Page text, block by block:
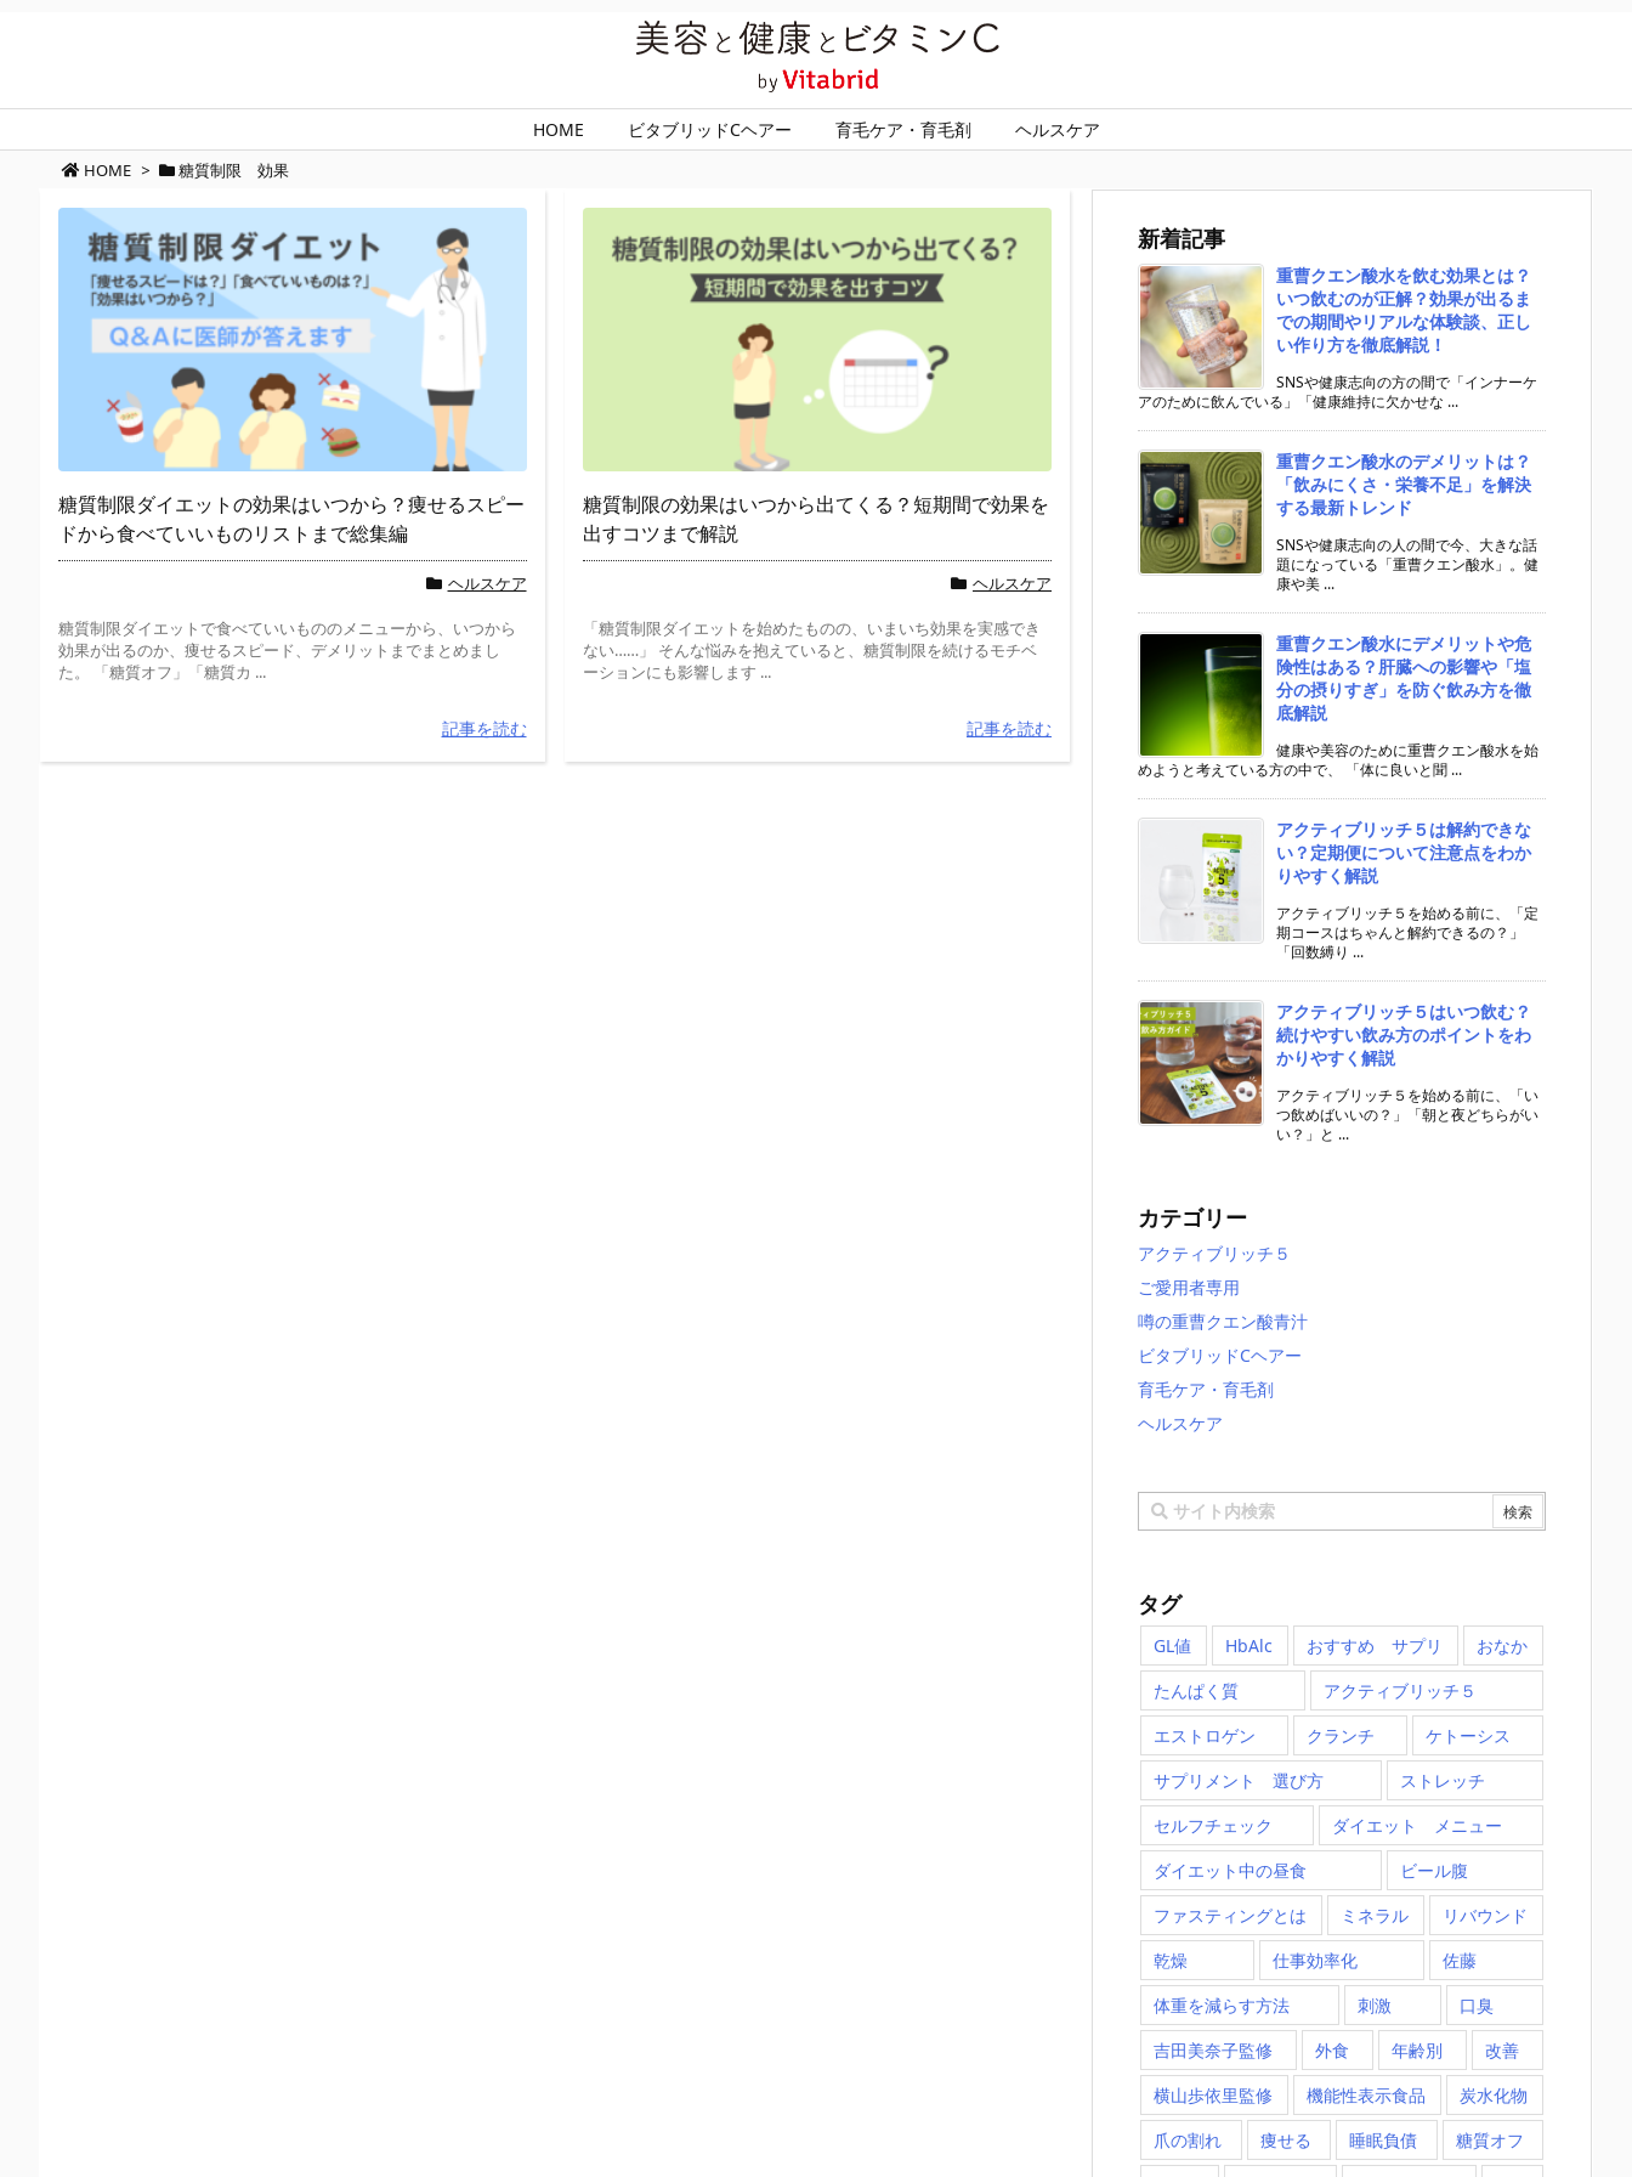
HOME ビタブリッドCヘアー 育毛ケア・育毛剤 ヘルスケア
HOME > 糖質制限 効果
糖質制限ダイエットの効果はいつから？痩せるスピー
ドから食べていいものリストまで総集編
ヘルスケア
糖質制限ダイエットで食べていいもののメニューから、いつから
効果が出るのか、痩せるスピード、デメリットまでまとめまし
た。 「糖質オフ」「糖質カ ...
記事を読む
糖質制限の効果はいつから出てくる？短期間で効果を
出すコツまで解説
ヘルスケア
「糖質制限ダイエットを始めたものの、いまいち効果を実感でき
ない……」 そんな悩みを抱えていると、糖質制限を続けるモチベ
ーションにも影響します ...
記事を読む
新着記事
重曹クエン酸水を飲む効果とは？
いつ飲むのが正解？効果が出るま
での期間やリアルな体験談、正し
い作り方を徹底解説！
SNSや健康志向の方の間で「インナーケ
アのために飲んでいる」「健康維持に欠かせな ...
重曹クエン酸水のデメリットは？
「飲みにくさ・栄養不足」を解決
する最新トレンド
SNSや健康志向の人の間で今、大きな話
題になっている「重曹クエン酸水」。健
康や美 ...
重曹クエン酸水にデメリットや危
険性はある？肝臓への影響や「塩
分の摂りすぎ」を防ぐ飲み方を徹
底解説
健康や美容のために重曹クエン酸水を始
めようと考えている方の中で、 「体に良いと聞 ...
アクティブリッチ５は解約できな
い？定期便について注意点をわか
りやすく解説
アクティブリッチ５を始める前に、「定
期コースはちゃんと解約できるの？」
「回数縛り ...
アクティブリッチ５はいつ飲む？
続けやすい飲み方のポイントをわ
かりやすく解説
アクティブリッチ５を始める前に、「い
つ飲めばいいの？」「朝と夜どちらがい
い？」と ...
カテゴリー
アクティブリッチ５
ご愛用者専用
噂の重曹クエン酸青汁
ビタブリッドCヘアー
育毛ケア・育毛剤
ヘルスケア
タグ
GL値 HbAlc おすすめ サプリ
おなか
たんぱく質
アクティブリッチ５
エストロゲン
クランチ
ケトーシス
サプリメント 選び方
ストレッチ
セルフチェック
ダイエット メニュー
ダイエット中の昼食
ビール腹
ファスティングとは
ミネラル
リバウンド
乾燥
仕事効率化
佐藤
体重を減らす方法
刺激
口臭
吉田美奈子監修
外食 年齢別
改善
横山歩依里監修
機能性表示食品
炭水化物
爪の割れ
痩せる 睡眠負債
糖質オフ